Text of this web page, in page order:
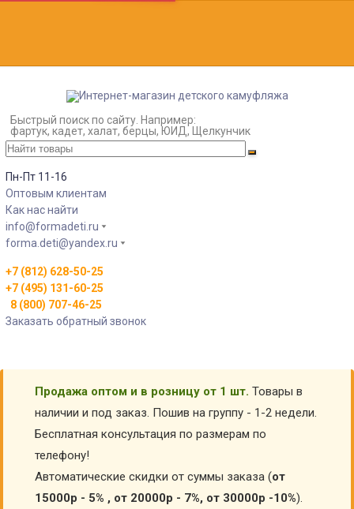
Быстрый поиск по сайту. Например:
фартук, кадет, халат, берцы, ЮИД, Щелкунчик
Пн-Пт 11-16
Оптовым клиентам
Как нас найти
info@formadeti.ru
forma.deti@yandex.ru
+7 (812) 628-50-25
+7 (495) 131-60-25
8 (800) 707-46-25
Заказать обратный звонок
Продажа оптом и в розницу от 1 шт. Товары в
наличии и под заказ. Пошив на группу - 1-2 недели.
Бесплатная консультация по размерам по
телефону!
Автоматические скидки от суммы заказа (от
15000р - 5% , от 20000р - 7%, от 30000р -10%).